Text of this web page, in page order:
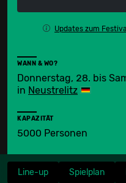
Updates zum
WANN & WO?
Donnerstag, 28. bis
in Neustrelitz
KAPAZITÄT
5000 Personen
Line-up Spielplan